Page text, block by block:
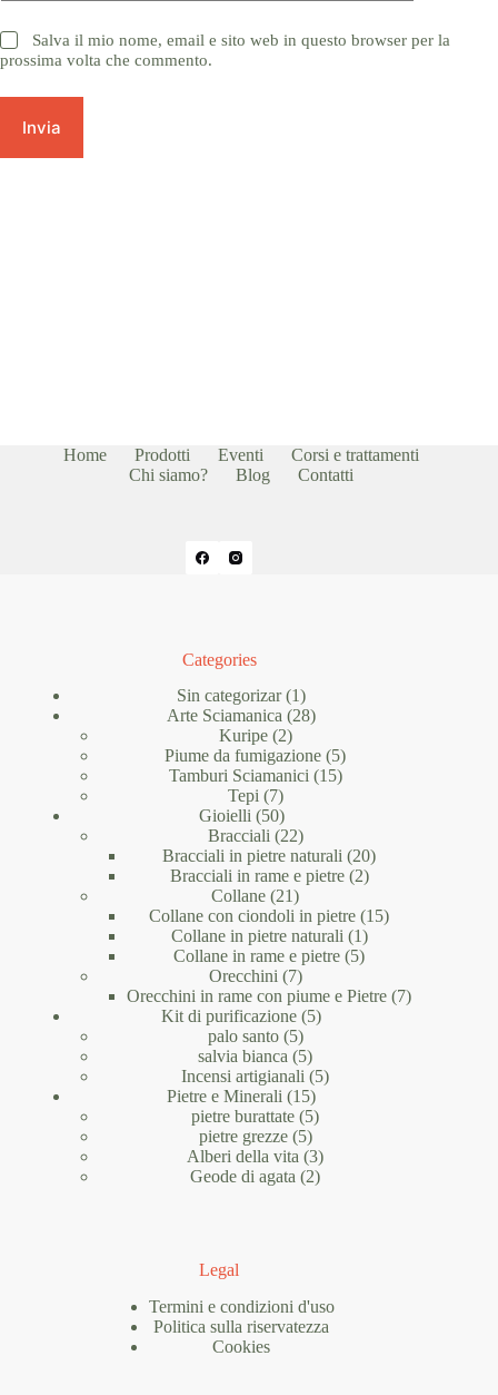
Salva il mio nome, email e sito web in questo browser per la
prossima volta che commento.
Invia
Home Prodotti Eventi
Corsi e trattamenti
Chi siamo?
Blog Contatti
Categories
Sin categorizar 11
prodotto
Arte Sciamanica 2828
Kuripe 22
prodotti
Piume da fumigazione 55
prodotti
Tamburi Sciamanici 1515
Tepi 77
prodotti
Gioielli 5050
prodotti
Bracciali 2222
prodotti
Bracciali in pietre naturali 2020
Bracciali in rame e pietre 22
Collane 2121
prodotti
Collane con ciondoli in pietre 1515
Collane in pietre naturali 11
prodotto
Collane in rame e pietre 55
Orecchini 77
prodotti
Orecchini in rame con piume e Pietre 77
Kit di purificazione 55
palo santo 55
prodotti
salvia bianca 55
prodotti
Incensi artigianali 55
Pietre e Minerali 1515
prodotti
pietre burattate 55
pietre grezze 55
prodotti
Alberi della vita 33
prodotti
Geode di agata 22
Legal
Termini e condizioni d'uso
Politica sulla riservatezza
Cookies